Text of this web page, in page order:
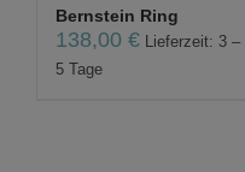
Bernstein Ring
138,00 €
Lieferzeit: 3 –
5 Tage